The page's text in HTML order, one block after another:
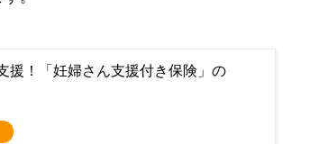
援！「妊婦さん支援付き保険」の